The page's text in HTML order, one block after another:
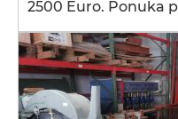
2500 Euro. Ponuka